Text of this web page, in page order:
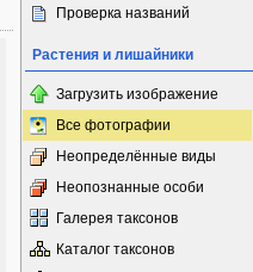
Проверка названий
Растения и лишайники
Загрузить изображение
Все фотографии
Неопределённые виды
Неопознанные особи
Галерея таксонов
Каталог таксонов